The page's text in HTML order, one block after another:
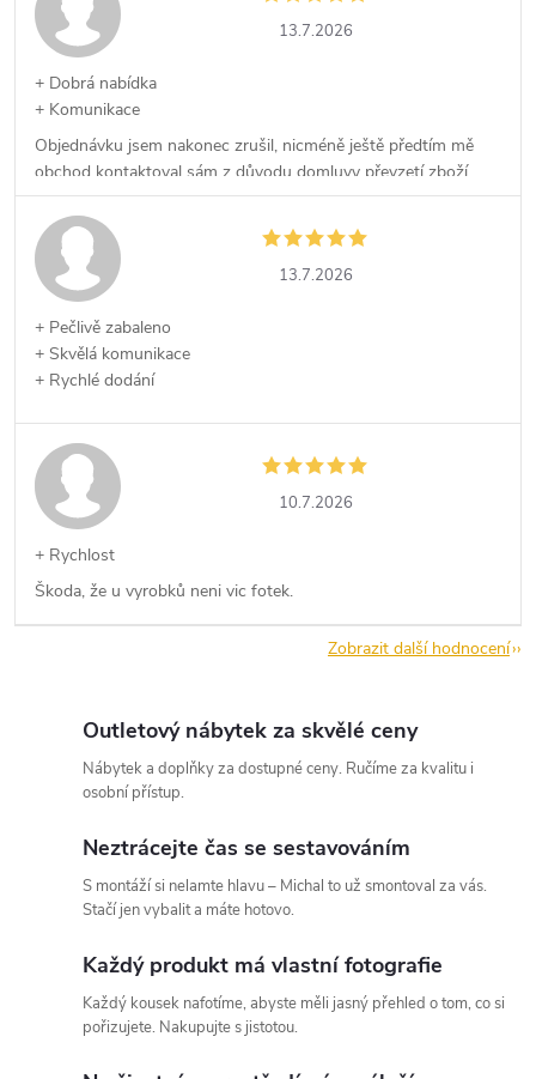
13.7.2026
+ Dobrá nabídka
+ Komunikace
Objednávku jsem nakonec zrušil, nicméně ještě předtím mě
obchod kontaktoval sám z důvodu domluvy převzetí zboží,
což kvituji.
13.7.2026
+ Pečlivě zabaleno
+ Skvělá komunikace
+ Rychlé dodání
10.7.2026
+ Rychlost
Škoda, že u vyrobků neni vic fotek.
Zobrazit další hodnocení
Outletový nábytek za skvělé ceny
Nábytek a doplňky za dostupné ceny. Ručíme za kvalitu i
osobní přístup.
Neztrácejte čas se sestavováním
S montáží si nelamte hlavu – Michal to už smontoval za vás.
Stačí jen vybalit a máte hotovo.
Každý produkt má vlastní fotografie
Každý kousek nafotíme, abyste měli jasný přehled o tom, co si
pořizujete. Nakupujte s jistotou.